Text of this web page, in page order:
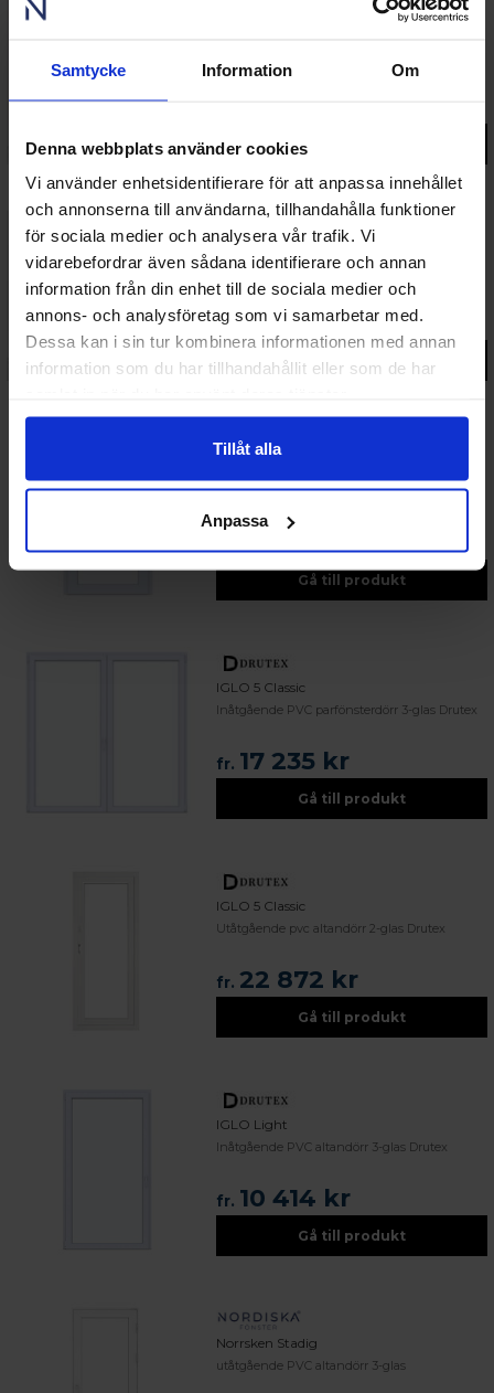
Samtycke Information Om
Denna webbplats använder cookies
Vi använder enhetsidentifierare för att anpassa innehållet
och annonserna till användarna, tillhandahålla funktioner
för sociala medier och analysera vår trafik. Vi
vidarebefordrar även sådana identifierare och annan
information från din enhet till de sociala medier och
annons- och analysföretag som vi samarbetar med.
Dessa kan i sin tur kombinera informationen med annan
information som du har tillhandahållit eller som de har
Tillåt alla
Anpassa
Gå till produkt
fr.20 850 kr
Gå till produkt
utåtgående PVC altandörr 3-glas
34 214 kr
Gå till produkt
IGLO 5 Classic
Inåtgående PVC parfönsterdörr 3-glas Drutex
fr. 17 235 kr
Gå till produkt
IGLO 5 Classic
Utåtgående pvc altandörr 2-glas Drutex
fr. 22 872 kr
Gå till produkt
IGLO Light
Inåtgående PVC altandörr 3-glas Drutex
fr. 10 414 kr
Gå till produkt
Norrsken Stadig
utåtgående PVC altandörr 3-glas